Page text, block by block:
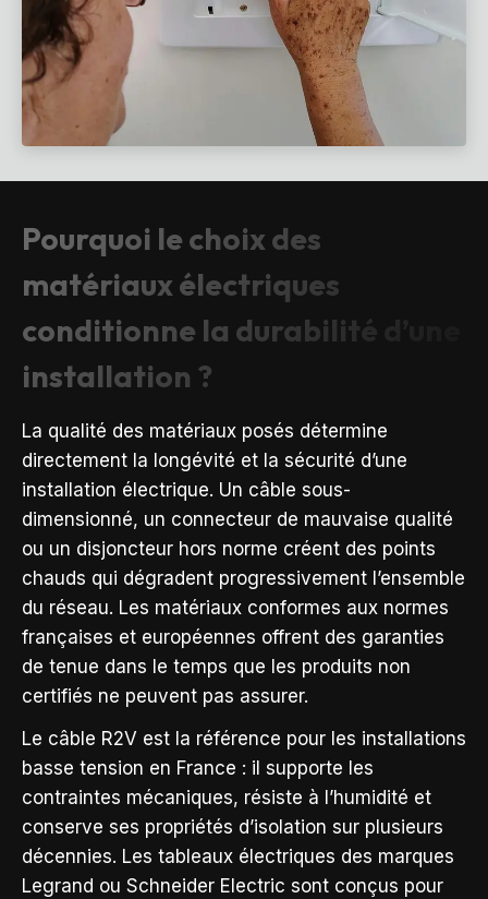
Pourquoi le choix des
matériaux électriques
conditionne la durabilité d’une
installation ?
La qualité des matériaux posés détermine
directement la longévité et la sécurité d’une
installation électrique. Un câble sous-
dimensionné, un connecteur de mauvaise qualité
ou un disjoncteur hors norme créent des points
chauds qui dégradent progressivement l’ensemble
du réseau. Les matériaux conformes aux normes
françaises et européennes offrent des garanties
de tenue dans le temps que les produits non
certifiés ne peuvent pas assurer.
Le câble R2V est la référence pour les installations
basse tension en France : il supporte les
contraintes mécaniques, résiste à l’humidité et
conserve ses propriétés d’isolation sur plusieurs
décennies. Les tableaux électriques des marques
Legrand ou Schneider Electric sont conçus pour